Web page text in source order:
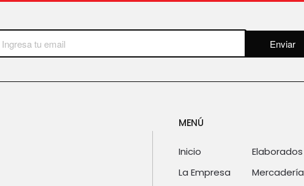
Enviar
MENÚ
Inicio
La Empresa
Elaborados
Mercadería